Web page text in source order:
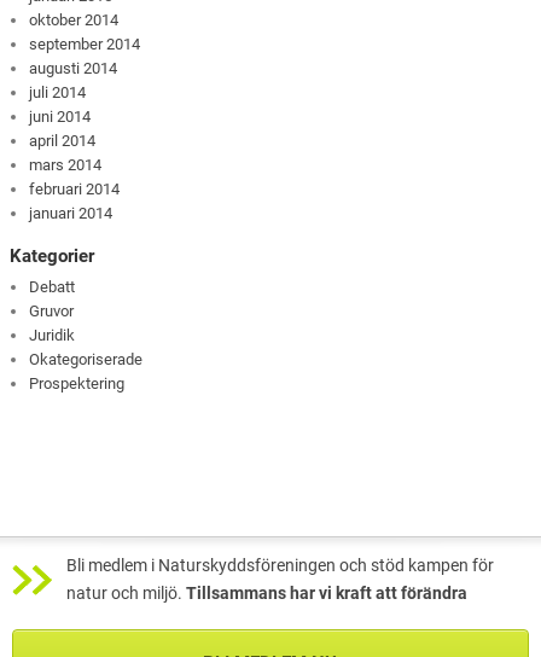
oktober 2014
september 2014
augusti 2014
juli 2014
juni 2014
april 2014
mars 2014
februari 2014
januari 2014
Kategorier
Debatt
Gruvor
Juridik
Okategoriserade
Prospektering
Bli medlem i Naturskyddsföreningen och stöd kampen för
natur och miljö. Tillsammans har vi kraft att förändra